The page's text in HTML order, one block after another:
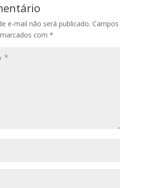
e-mail não será publicado. Campos
com *